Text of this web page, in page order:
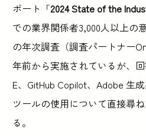
ポート「2024 State of the
での業界関係者3,000人以上の
の年次調査（調査パートナー
年前から実施されているが、
E、GitHub Copilot、Adobe 生
ツールの使用について直接尋
る。